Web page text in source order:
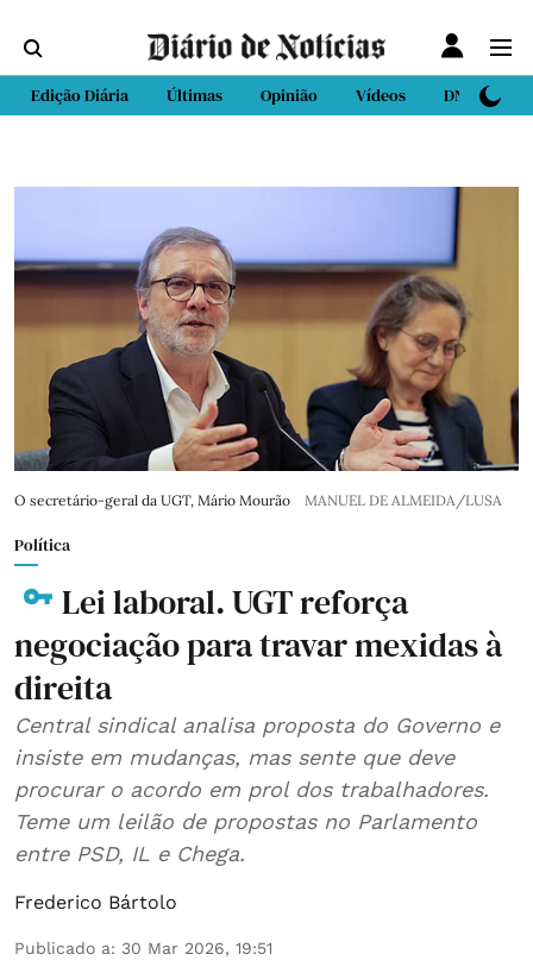
Edição Diária Últimas Opinião Vídeos DN Sport
O secretário-geral da UGT, Mário Mourão MANUEL DE ALMEIDA/LUSA
Política
Lei laboral. UGT reforça
negociação para travar mexidas à
direita
Central sindical analisa proposta do Governo e
insiste em mudanças, mas sente que deve
procurar o acordo em prol dos trabalhadores.
Teme um leilão de propostas no Parlamento
entre PSD, IL e Chega.
Frederico Bártolo
Publicado a: 30 Mar 2026, 19:51